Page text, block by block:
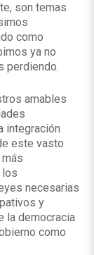
son temas
como
ya no
perdiendo.
amables
integración
este vasto
los
necesarias
y
la democracia
como